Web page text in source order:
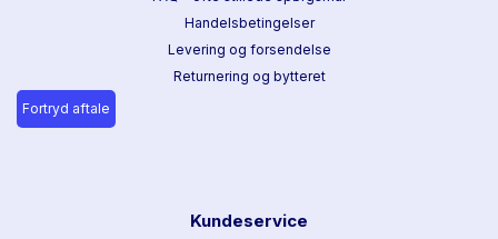
Handelsbetingelser
Levering og forsendelse
Returnering og bytteret
Fortryd aftale
Kundeservice